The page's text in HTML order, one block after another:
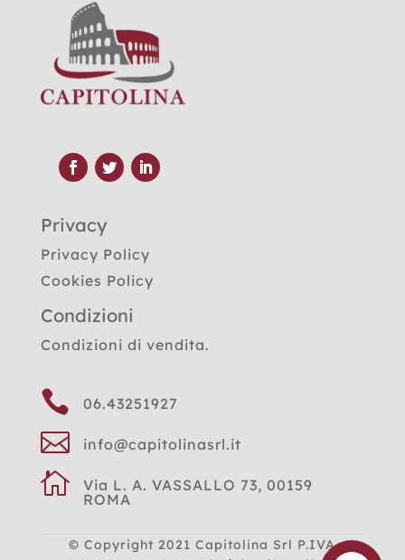
Privacy
Privacy Policy
Cookies Policy
Condizioni
Condizioni di vendita.
 06.43251927
 info@capitolinasrl.it

Via L. A. VASSALLO 73, 00159
ROMA
© Copyright 2021Capitolina Srl P.IVA